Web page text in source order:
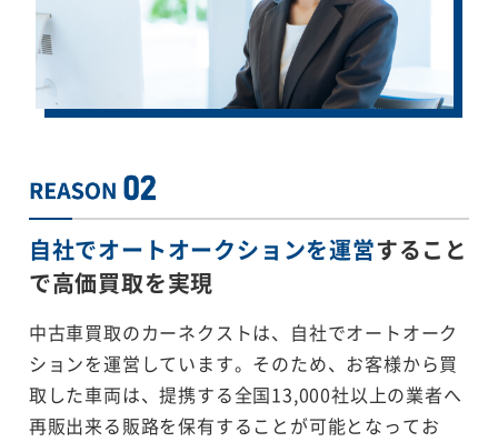
自社でオートオークションを運営すること
で高価買取を実現
中古車買取のカーネクストは、自社でオートオーク
ションを運営しています。そのため、お客様から買
取した車両は、提携する全国13,000社以上の業者へ
再販出来る販路を保有することが可能となってお